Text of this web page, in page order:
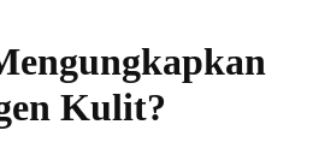
Kulit?